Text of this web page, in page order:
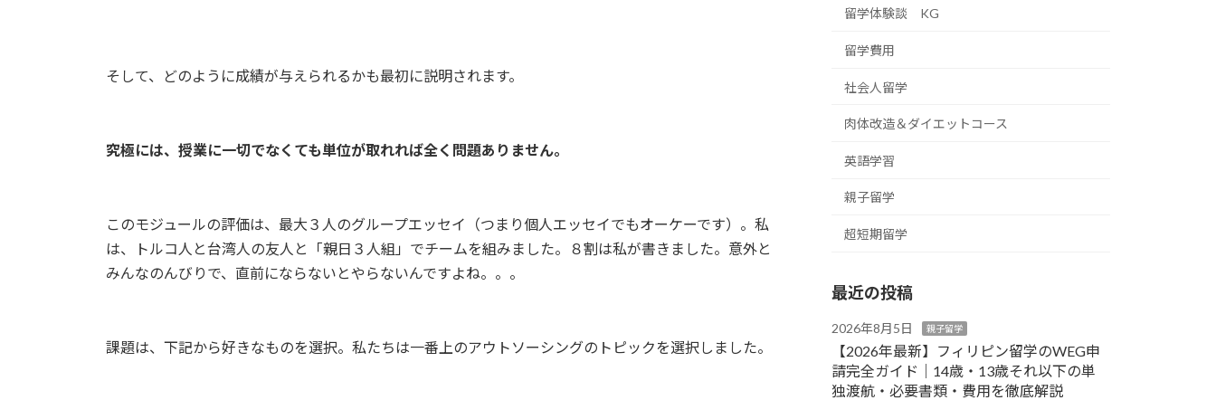
そして、どのように成績が与えられるかも最初に説明されます。
究極には、授業に一切でなくても単位が取れれば全く問題ありません。
このモジュールの評価は、最大３人のグループエッセイ（つまり個人エッセイでもオーケーです）。私
は、トルコ人と台湾人の友人と「親日３人組」でチームを組みました。８割は私が書きました。意外と
みんなのんびりで、直前にならないとやらないんですよね。。。
課題は、下記から好きなものを選択。私たちは一番上のアウトソーシングのトピックを選択しました。
留学体験談 KG
留学費用
社会人留学
肉体改造＆ダイエットコース
英語学習
親子留学
超短期留学
最近の投稿
2026年8月5日 親子留学
【2026年最新】フィリピン留学のWEG申
請完全ガイド｜14歳・13歳それ以下の単
独渡航・必要書類・費用を徹底解説